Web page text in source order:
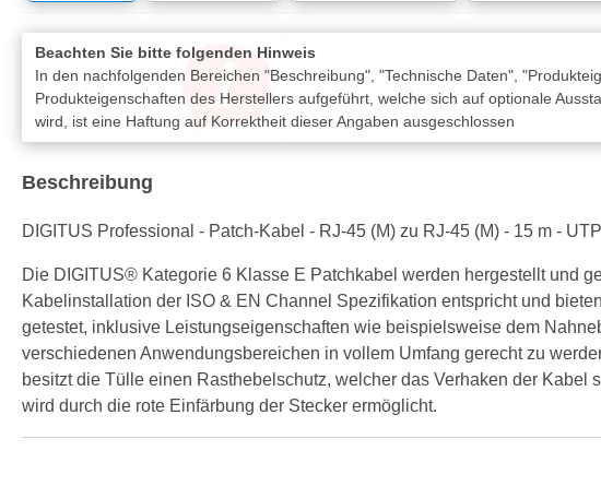
Beachten Sie bitte folgenden Hinweis
In den nachfolgenden Bereichen "Beschreibung", "Technische Daten",
Produkteigenschaften des Herstellers aufgeführt, welche sich auf optionale
wird, ist eine Haftung auf Korrektheit dieser Angaben ausgeschlossen
Beschreibung
DIGITUS Professional - Patch-Kabel - RJ-45 (M) zu RJ-45 (M) - 15 m -
Die DIGITUS® Kategorie 6 Klasse E Patchkabel werden hergestellt und
Kabelinstallation der ISO & EN Channel Spezifikation entspricht und
getestet, inklusive Leistungseigenschaften wie beispielsweise dem
verschiedenen Anwendungsbereichen in vollem Umfang gerecht zu
besitzt die Tülle einen Rasthebelschutz, welcher das Verhaken der
wird durch die rote Einfärbung der Stecker ermöglicht.